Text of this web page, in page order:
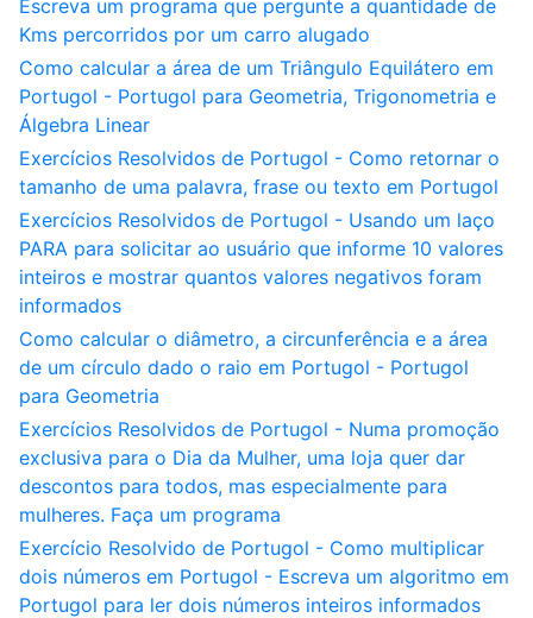
Escreva um programa que pergunte a quantidade de
Kms percorridos por um carro alugado
Como calcular a área de um Triângulo Equilátero em
Portugol - Portugol para Geometria, Trigonometria e
Álgebra Linear
Exercícios Resolvidos de Portugol - Como retornar o
tamanho de uma palavra, frase ou texto em Portugol
Exercícios Resolvidos de Portugol - Usando um laço
PARA para solicitar ao usuário que informe 10 valores
inteiros e mostrar quantos valores negativos foram
informados
Como calcular o diâmetro, a circunferência e a área
de um círculo dado o raio em Portugol - Portugol
para Geometria
Exercícios Resolvidos de Portugol - Numa promoção
exclusiva para o Dia da Mulher, uma loja quer dar
descontos para todos, mas especialmente para
mulheres. Faça um programa
Exercício Resolvido de Portugol - Como multiplicar
dois números em Portugol - Escreva um algoritmo em
Portugol para ler dois números inteiros informados